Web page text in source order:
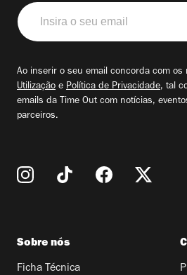
Insira
o
seu
Ao inserir o seu email concorda com os
Utilização e Política de Privacidade, tal
emails da Time Out com notícias,
parceiros.
Sobre nós
Ficha Técnica